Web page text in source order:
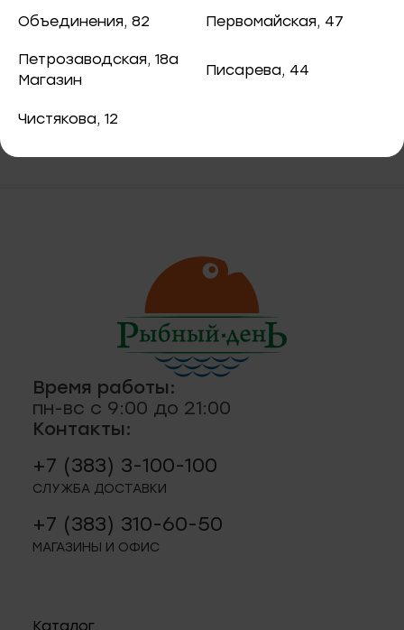
Объединения, 82 Первомайская, 47
Петрозаводская, 18а
Магазин
Писарева, 44
Чистякова, 12
рыба
риеты
приправы
2
12 (Пашино)
Камбала без головы холодного копчения
Время работы:
пн-вс с 9:00 до 21:00
Контакты:
+7 (383) 3-100-100
СЛУЖБА ДОСТАВКИ
+7 (383) 310-60-50
МАГАЗИНЫ И ОФИС
Каталог